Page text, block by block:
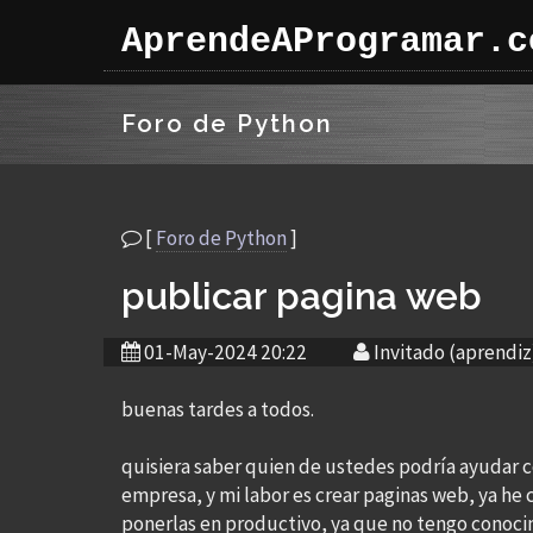
Foro de Python
[Foro de Python]
publicar pagina web
01-May-2024 20:22 Invitado
buenas tardes a todos.
quisiera saber quien de ustedes podría ayudar
empresa, y mi labor es crear paginas web, ya
ponerlas en productivo, ya que no tengo